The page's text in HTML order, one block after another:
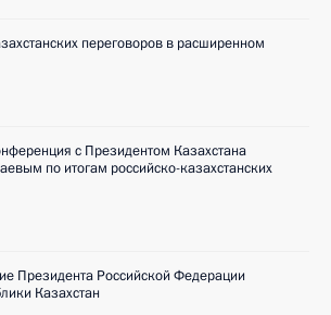
переговоров в расширенном
с Президентом Казахстана
по итогам российско-казахстанских
Президента Российской Федерации
Казахстан